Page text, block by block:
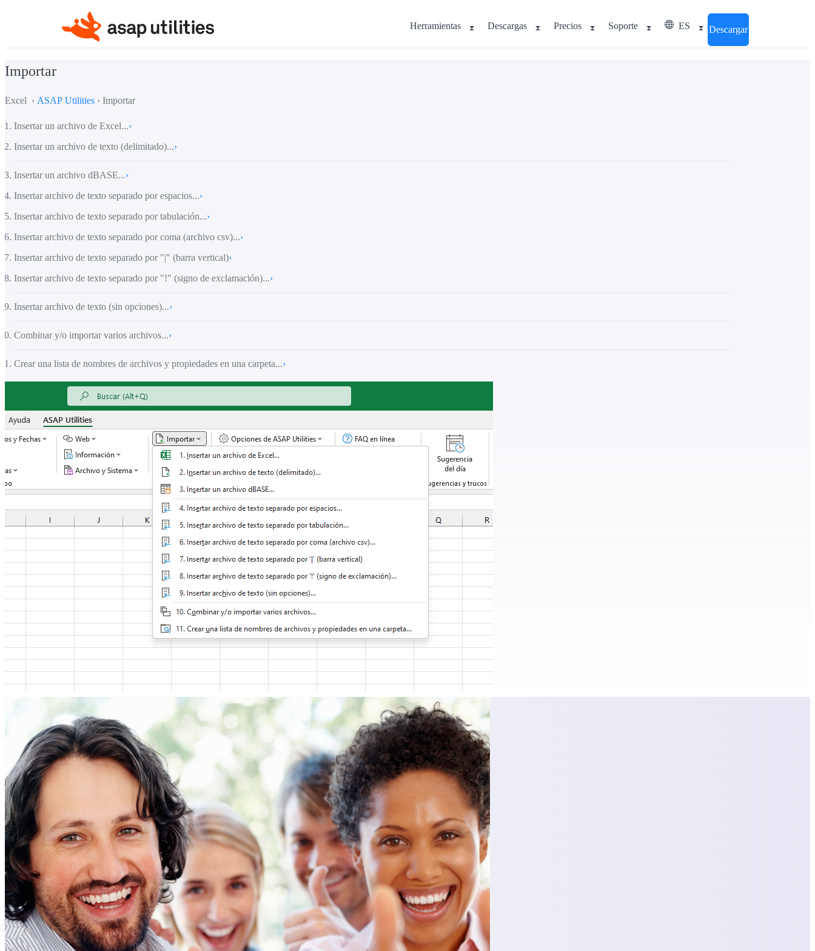
Herramientas Descargas Precios Soporte ES Descargar
Importar
Excel › ASAP Utilities › Importar
Insertar un archivo de Excel...›
Insertar un archivo de texto (delimitado)...›
Insertar un archivo dBASE...›
Insertar archivo de texto separado por espacios...›
Insertar archivo de texto separado por tabulación...›
Insertar archivo de texto separado por coma (archivo csv)...›
Insertar archivo de texto separado por "|" (barra vertical)›
Insertar archivo de texto separado por "!" (signo de exclamación)...›
Insertar archivo de texto (sin opciones)...›
Combinar y/o importar varios archivos...›
Crear una lista de nombres de archivos y propiedades en una carpeta...›